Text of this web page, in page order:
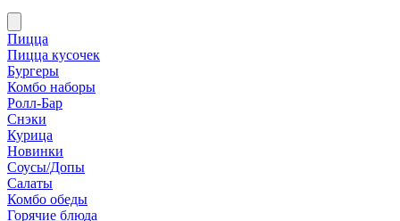
Пицца
Пицца кусочек
Бургеры
Комбо наборы
Ролл-Бар
Снэки
Курица
Новинки
Соусы/Допы
Салаты
Комбо обеды
Горячие блюда